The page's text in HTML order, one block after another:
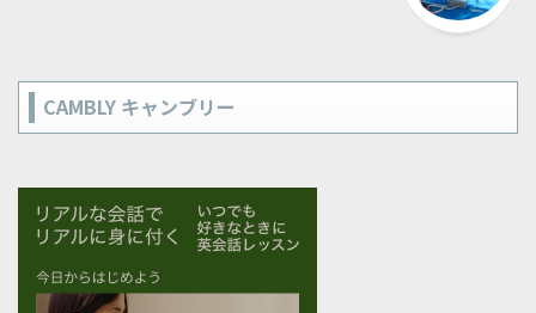
CAMBLY キャンブリー